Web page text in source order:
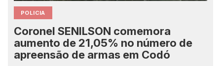
POLICIA
Coronel SENILSON comemora
aumento de 21,05% no número de
apreensão de armas em Codó